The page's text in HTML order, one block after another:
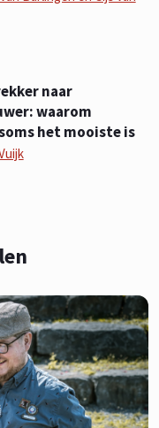
naar
waarom
het mooiste is